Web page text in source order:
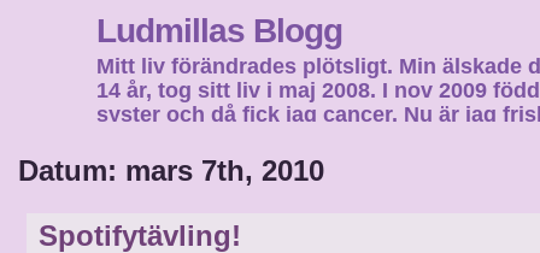
Ludmillas Blogg
Mitt liv förändrades plötsligt. Min älskade
14 år, tog sitt liv i maj 2008. I nov 2009
syster och då fick jag cancer. Nu är jag
Datum: mars 7th, 2010
Spotifytävling!